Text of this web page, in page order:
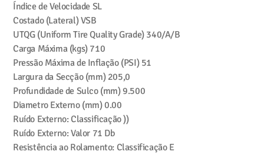
Índice de Velocidade SL
Costado (Lateral)VSB
UTQG (Uniform Tire Quality Grade) 340/A/B
Carga Máxima (kgs) 710
Pressão Máxima de Inflação (PSI) 51
Largura da Secção (mm) 205,0
Profundidade de Sulco (mm)9.500
Diametro Externo (mm)0.00
Ruído Externo: Classificação))
Ruído Externo: Valor 71 Db
Resistência ao Rolamento: Classificação E